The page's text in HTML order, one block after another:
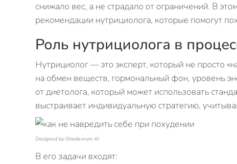
снижало вес, а не страдало от ограничений. В
рекомендации нутрициолога, которые помогут
Роль нутрициолога в
Нутрициолог — это эксперт, который не просто
на обмен веществ, гормональный фон, уровень
от диетолога, который может использовать
выстраивает индивидуальную стратегию,
Designed by Shedevrum AI
В его задачи входят: